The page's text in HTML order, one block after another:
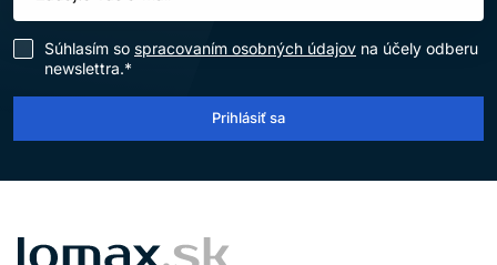
Súhlasím so spracovaním osobných údajov na účely odberu
newslettra.*
Prihlásiť sa
LOMAX